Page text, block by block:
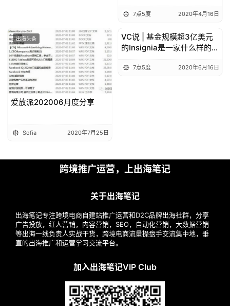
7点5度 2020年4月16日
出海头条
爱放派202006月度分享
Sofia 2020年7月25日
出海头条
VC说 | 基金规模超3亿美元
的Insignia是一家什么样的风
7点5度 2020年6月16日
跨境推广运营，上出海笔记
关于出海笔记
出海笔记专注跨境电商自建站推广运营和D2C品牌出海社群，分享
广告投放，红人营销，内容营销，SEO，自动化营销，大数据营销
等出海一线负责人实战干货，跨境电商流量操盘手交流集中地，垂
直的出海推广和运营学习交流平台。
加入出海笔记VIP Club